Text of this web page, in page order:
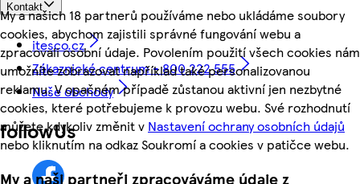
My a našich 18 partnerů používáme nebo ukládáme soubory
cookies, abychom zajistili správné fungování webu a
zpracovali osobní údaje. Povolením použití všech cookies nám
umožníte zobrazovat například také personalizovanou
reklamu. V opačném případě zůstanou aktivní jen nezbytné
cookies, které potřebujeme k provozu webu. Své rozhodnutí
můžete kdykoliv změnit v Nastavení ochrany osobních údajů
nebo kliknutím na odkaz Soukromí a cookies v patičce webu.
My a naši partneři zpracováváme údaje z
Kontakt
itesco.cz
Zákaznické centrum - 800 222 555
Naše obchody
followUs